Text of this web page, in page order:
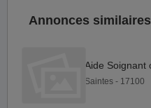
Annonces similaires
Saintes - 17100